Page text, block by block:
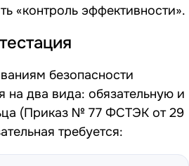
«контроль эффективности».
безопасности
на два вида: обязательную и
(Приказ № 77 ФСТЭК от 29
требуется: